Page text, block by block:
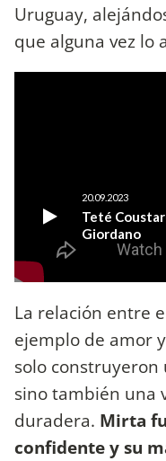
Uruguay,
que alguna vez lo
La relación entre
ejemplo de amor
solo
sino también una
duradera. Mirta
confidente y su